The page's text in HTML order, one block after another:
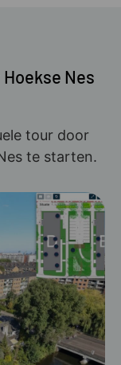
Nes
tour door
te starten.